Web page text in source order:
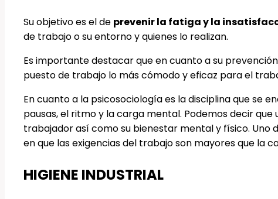
Su objetivo es el de prevenir la fatiga y la
de trabajo o su entorno y quienes lo realizan.
Es importante destacar que en cuanto a su
puesto de trabajo lo más cómodo y eficaz para el
En cuanto a la psicosociología es la disciplina que se
pausas, el ritmo y la carga mental. Podemos decir
trabajador así como su bienestar mental y físico. Uno
en que las exigencias del trabajo son mayores que la
HIGIENE INDUSTRIAL